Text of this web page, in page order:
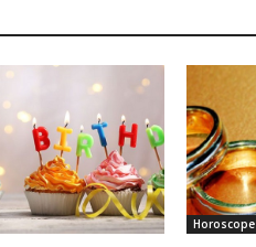
Horoscope